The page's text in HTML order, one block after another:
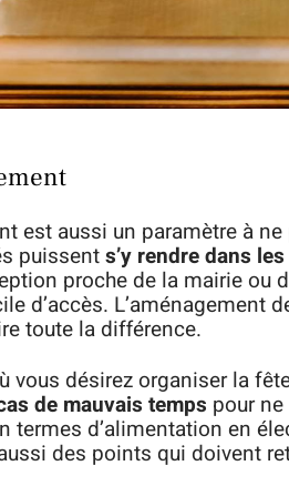
est aussi un paramètre à
puissents’y rendre dans
proche de la mairie ou
d’accès. L’aménagement
toute la différence.
vous désirez organiser la
de mauvais temps pour
termes d’alimentation en
des points qui doivent